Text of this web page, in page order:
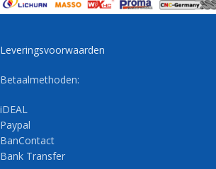
Leveringsvoorwaarden
Betaalmethoden:
iDEAL
Paypal
BanContact
Bank Transfer